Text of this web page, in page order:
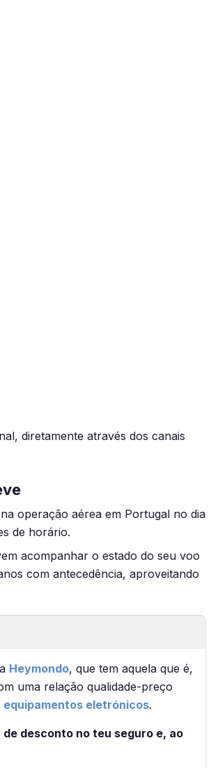
diretamente através dos canais
operação aérea em Portugal no dia
de horário.
acompanhar o estado do seu voo
com antecedência, aproveitando
Heymondo, que tem aquela que é,
uma relação qualidade-preço
eletrónicos.
de desconto no teu seguro e, ao